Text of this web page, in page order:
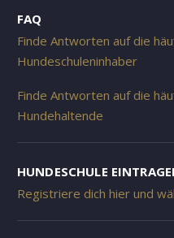
FAQ
Finde Antworten auf die
Hundeschuleninhaber
Finde Antworten auf die
Hundehaltende
HUNDESCHULE
Registriere dich hier und